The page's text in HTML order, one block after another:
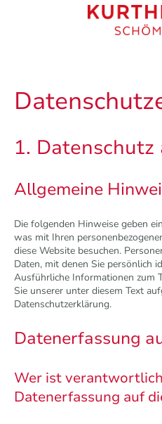
1.
Allgemeine
Die folgenden Hinweise geben
was mit Ihren
diese Website besuchen.
Daten, mit denen Sie persönlich
Ausführliche Informationen zum
Sie unserer unter diesem Text
Datenschutzerklärung.
Datenerfassung
Wer ist
Datenerfassung auf